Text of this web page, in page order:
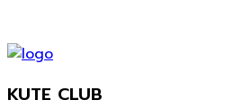
KUTE CLUB